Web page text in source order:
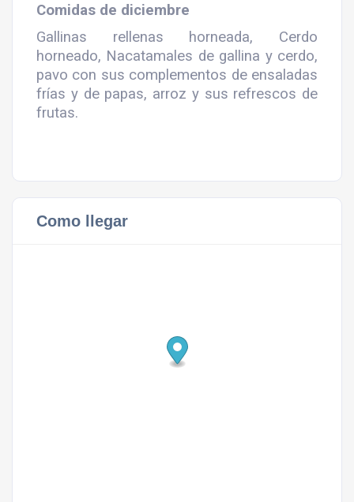
Comidas de diciembre
Gallinas rellenas horneada, Cerdo
horneado, Nacatamales de gallina y cerdo,
pavo con sus complementos de ensaladas
frías y de papas, arroz y sus refrescos de
frutas.
Como llegar